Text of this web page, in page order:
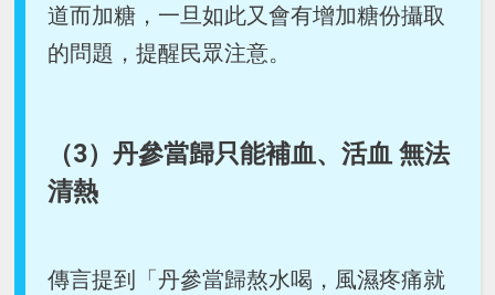
道而加糖，一旦如此又會有增加糖份攝取
的問題，提醒民眾注意。
（3）丹參當歸只能補血、活血 無法
清熱
傳言提到「丹參當歸熬水喝，風濕疼痛就